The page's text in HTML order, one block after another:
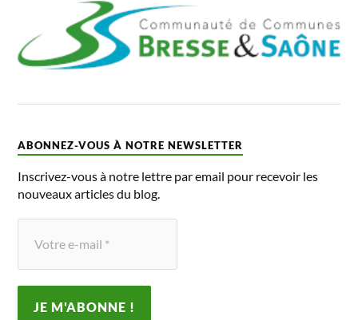
ABONNEZ-VOUS À NOTRE NEWSLETTER
Inscrivez-vous à notre lettre par email pour recevoir les
nouveaux articles du blog.